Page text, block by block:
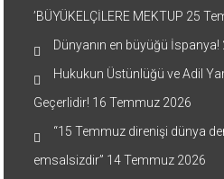
’BÜYÜKELÇİLERE MEKTUP 25
Dünyanın en büyüğü İspanya!
Hukukun Üstünlüğü ve Adil
Geçerlidir! 16 Temmuz 2026
“15 Temmuz direnişi dünya
emsalsizdir” 14 Temmuz 2026